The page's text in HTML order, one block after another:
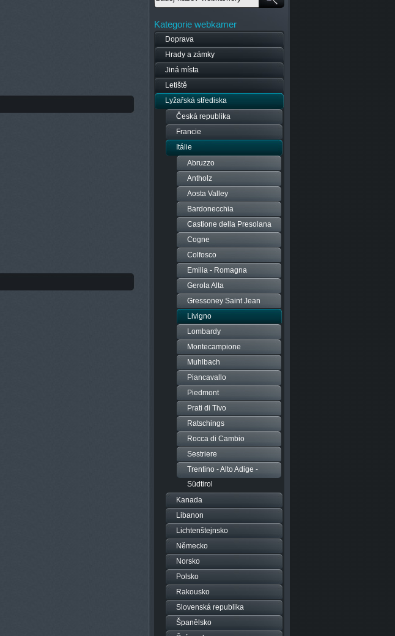
Kategorie webkamer
Doprava
Hrady a zámky
Jiná místa
Letiště
Lyžařská střediska
Česká republika
Francie
Itálie
Abruzzo
Antholz
Aosta Valley
Bardonecchia
Castione della Presolana
Cogne
Colfosco
Emilia - Romagna
Gerola Alta
Gressoney Saint Jean
Livigno
Lombardy
Montecampione
Muhlbach
Piancavallo
Piedmont
Prati di Tivo
Ratschings
Rocca di Cambio
Sestriere
Trentino - Alto Adige -
Südtirol
Kanada
Libanon
Lichtenštejnsko
Německo
Norsko
Polsko
Rakousko
Slovenská republika
Španělsko